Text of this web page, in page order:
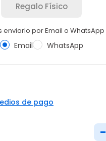
Regalo Físico
enviarlo por Email o WhatsApp
Email WhatsApp
de pago
-